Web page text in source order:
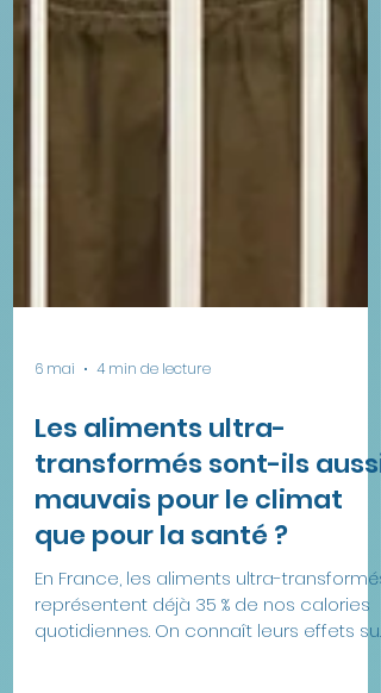
Les aliments ultra-
transformés sont-ils aussi
mauvais pour le climat
que pour la santé ?
En France, les aliments ultra-transformés
représentent déjà 35 % de nos calories